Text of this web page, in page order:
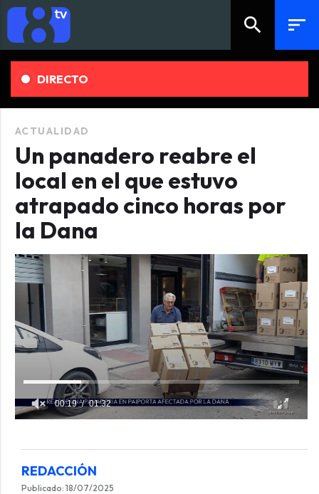
search sort
DIRECTO
ACTUALIDAD
Un panadero reabre el
local en el que estuvo
atrapado cinco horas por
la Dana
00:19 01:32
REDACCIÓN
Publicado: 18/07/2025